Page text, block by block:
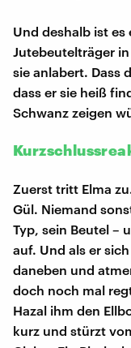
Und deshalb ist
Jutebeutelträger
sie anlabert. Dass
dass er sie heiß
Schwanz zeigen
Zuerst tritt Elma
Gül. Niemand
Typ, sein Beutel –
auf. Und als er
daneben und
doch noch mal
Hazal ihm den
kurz und stürzt